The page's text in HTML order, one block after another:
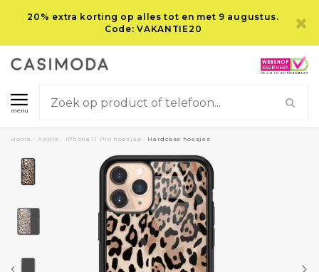
20% extra korting op alles tot en met 9 augustus.
Code: VAKANTIE20
menu
Home Apple iPhone 11 Pro hoesjes Hardcase hoesjes